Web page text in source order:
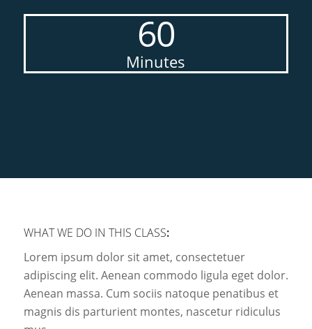
60
Minutes
WHAT WE DO IN THIS CLASS:
Lorem ipsum dolor sit amet, consectetuer
adipiscing elit. Aenean commodo ligula eget dolor.
Aenean massa. Cum sociis natoque penatibus et
magnis dis parturient montes, nascetur ridiculus